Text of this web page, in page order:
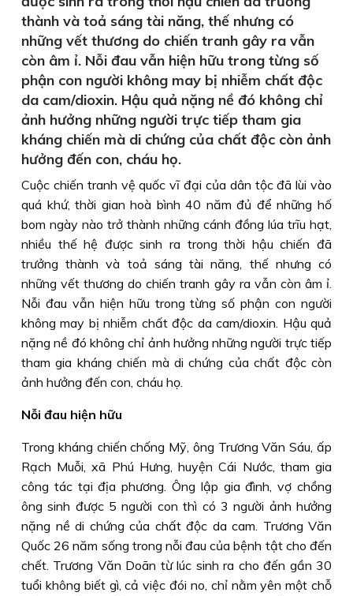
thành và toả sáng tài năng, thế nhưng có
những vết thương do chiến tranh gây ra vẫn
còn âm ỉ. Nỗi đau vẫn hiện hữu trong từng số
phận con người không may bị nhiễm chất độc
da cam/dioxin. Hậu quả nặng nề đó không chỉ
ảnh hưởng những người trực tiếp tham gia
kháng chiến mà di chứng của chất độc còn ảnh
hưởng đến con, cháu họ.
Cuộc chiến tranh vệ quốc vĩ đại của dân tộc đã lùi vào
quá khứ, thời gian hoà bình 40 năm đủ để những hố
bom ngày nào trở thành những cánh đồng lúa trĩu hạt,
nhiều thế hệ được sinh ra trong thời hậu chiến đã
trưởng thành và toả sáng tài năng, thế nhưng có
những vết thương do chiến tranh gây ra vẫn còn âm ỉ.
Nỗi đau vẫn hiện hữu trong từng số phận con người
không may bị nhiễm chất độc da cam/dioxin. Hậu quả
nặng nề đó không chỉ ảnh hưởng những người trực tiếp
tham gia kháng chiến mà di chứng của chất độc còn
ảnh hưởng đến con, cháu họ.
Nỗi đau hiện hữu
Trong kháng chiến chống Mỹ, ông Trương Văn Sáu, ấp
Rạch Muỗi, xã Phú Hưng, huyện Cái Nước, tham gia
công tác tại địa phương. Ông lập gia đình, vợ chồng
ông sinh được 5 người con thì có 3 người ảnh hưởng
nặng nề di chứng của chất độc da cam. Trương Văn
Quốc 26 năm sống trong nỗi đau của bệnh tật cho đến
chết. Trương Văn Doãn từ lúc sinh ra cho đến gần 30
tuổi không biết gì, cả việc đói no, chỉ nằm yên một chỗ